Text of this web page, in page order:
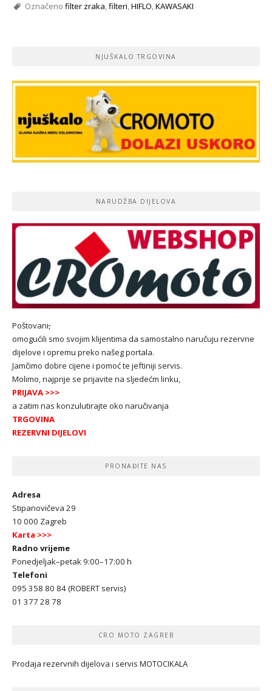
Označeno filter zraka,filteri,HIFLO,KAWASAKI
NJUŠKALO TRGOVINA
NARUDŽBA DIJELOVA
Poštovani,
omogućili smo svojim klijentima da samostalno naručuju rezervne
dijelove i opremu preko našeg portala.
Jamčimo dobre cijene i pomoć te jeftiniji servis.
Molimo, najprije se prijavite na sljedećm linku,
PRIJAVA >>>
a zatim nas konzulutirajte oko naručivanja
TRGOVINA
REZERVNI DIJELOVI
PRONAĐITE NAS
Adresa
Stipanovičeva 29
10 000 Zagreb
Karta >>>
Radno vrijeme
Ponedjeljak–petak 9:00–17:00 h
Telefoni
095 358 80 84 (ROBERT servis)
01 377 28 78
CRO MOTO ZAGREB
Prodaja rezervnih dijelova i servis MOTOCIKALA